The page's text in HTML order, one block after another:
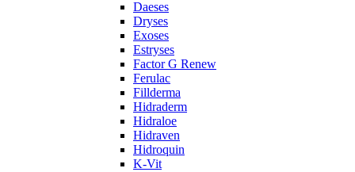
Daeses
Dryses
Exoses
Estryses
Factor G Renew
Ferulac
Fillderma
Hidraderm
Hidraloe
Hidraven
Hidroquin
K-Vit